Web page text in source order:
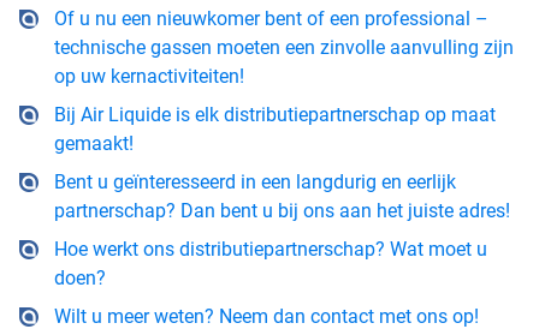
Of u nu een nieuwkomer bent of een professional –
technische gassen moeten een zinvolle aanvulling zijn
op uw kernactiviteiten!
Bij Air Liquide is elk distributiepartnerschap op maat
gemaakt!
Bent u geïnteresseerd in een langdurig en eerlijk
partnerschap? Dan bent u bij ons aan het juiste adres!
Hoe werkt ons distributiepartnerschap? Wat moet u
doen?
Wilt u meer weten? Neem dan contact met ons op!